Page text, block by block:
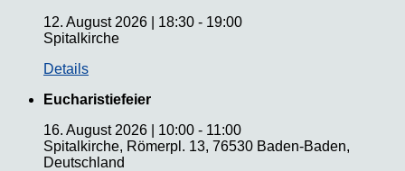
12. August 2026
18:30 - 19:00
Spitalkirche
Details
Eucharistiefeier
16. August 2026
10:00 - 11:00
Spitalkirche, Römerpl. 13, 76530 Baden-Baden,
Deutschland